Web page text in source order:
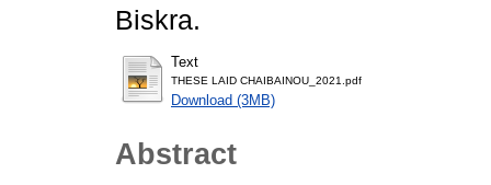
Biskra.
Text
THESE LAID CHAIBAINOU_2021.pdf
Download (3MB)
Abstract